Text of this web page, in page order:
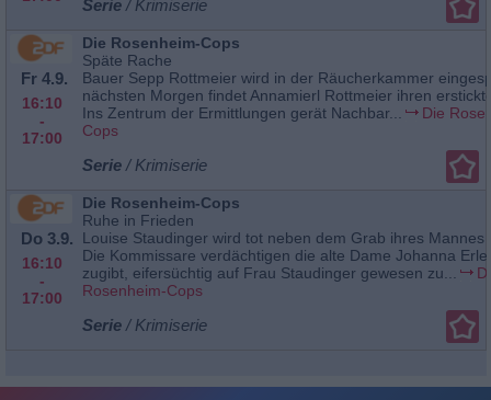
Serie / Krimiserie
Fr 4.9.
16:10
-
17:00
Die Rosenheim-Cops
Späte Rache
Bauer Sepp Rottmeier wird in der Räucherkammer
nächsten Morgen findet Annamierl Rottmeier ihren
Ins Zentrum der Ermittlungen gerät Nachbar...
Die
Cops
Serie / Krimiserie
Do 3.9.
16:10
-
17:00
Die Rosenheim-Cops
Ruhe in Frieden
Louise Staudinger wird tot neben dem Grab ihres Mannes
Die Kommissare verdächtigen die alte Dame Johanna
zugibt, eifersüchtig auf Frau Staudinger gewesen zu...
Rosenheim-Cops
Serie / Krimiserie